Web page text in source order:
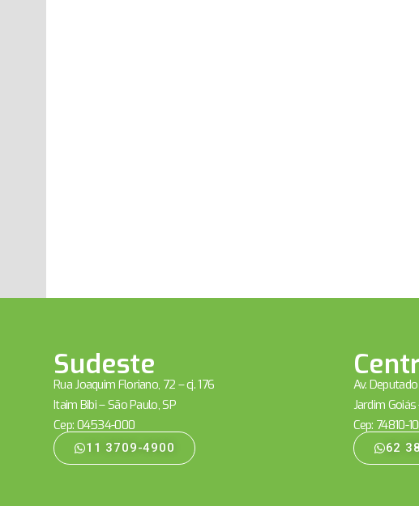
Sudeste
Rua Joaquim Floriano, 72 – cj. 176
Itaim Bibi – São Paulo, SP
Cep: 04534-000
11 3709-4900
Av.
Jardim Goiás
Cep: 74810-
62